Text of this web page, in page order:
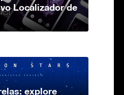
Localizador de
explore